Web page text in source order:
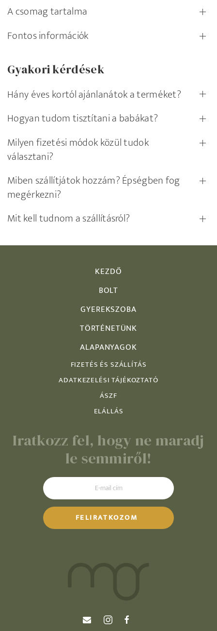
A csomag tartalma
Fontos információk
Gyakori kérdések
Hány éves kortól ajánlanátok a terméket?
Hogyan tudom tisztítani a babákat?
Milyen fizetési módok közül tudok
választani?
Miben szállítjátok hozzám? Épségben fog
megérkezni?
Mit kell tudnom a szállításról?
KEZDŐ
BOLT
GYEREKSZOBA
TÖRTÉNETÜNK
ALAPANYAGOK
FIZETÉS ÉS SZÁLLÍTÁS
ADATKEZELÉSI TÁJÉKOZTATÓ
ÁSZF
ELÁLLÁS
Iratkozz fel, hogy ne maradj
le semmiről!